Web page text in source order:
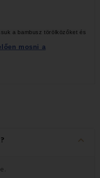
a bambusz törölközőket és
mosni a
keyboard_arrow_down